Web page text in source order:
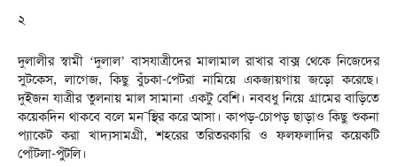
২
দুলালীর স্বামী ‘দুলাল’ বাসযাত্রীদের মালামাল রাখার বাক্স থেকে নিজেদের
সুটকেস, লাগেজ, কিছু বুঁচকা-পেটরা নামিয়ে একজায়গায় জড়ো করেছে।
দুইজন যাত্রীর তুলনায় মাল সামানা একটু বেশি। নববধু নিয়ে গ্রামের বাড়িতে
কয়েকদিন থাকবে বলে মন¯স্থির করে আসা। কাপড়-চোপড় ছাড়াও কিছু শুকনা
প্যাকেট করা খাদ্যসামগ্রী, শহরের তরিতরকারি ও ফলফলাদির কয়েকটি
পোঁটলা-পুঁটলি।